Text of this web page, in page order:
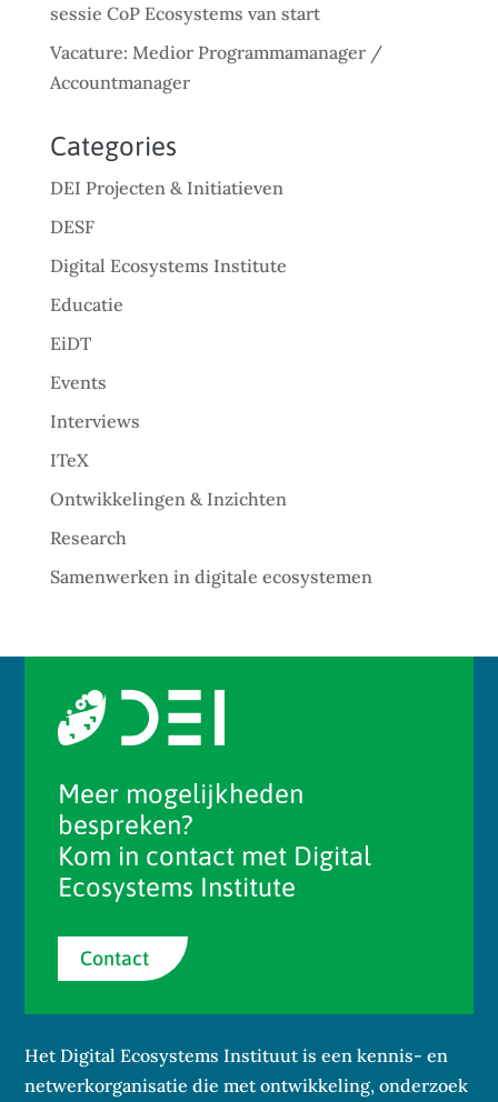
sessie CoP Ecosystems van start
Vacature: Medior Programmamanager /
Accountmanager
Categories
DEI Projecten & Initiatieven
DESF
Digital Ecosystems Institute
Educatie
EiDT
Events
Interviews
ITeX
Ontwikkelingen & Inzichten
Research
Samenwerken in digitale ecosystemen
Meer mogelijkheden
bespreken?
Kom in contact met Digital
Ecosystems Institute
Contact
Het Digital Ecosystems Instituut is een kennis- en
netwerkorganisatie die met ontwikkeling, onderzoek